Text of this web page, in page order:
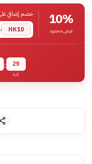
10%
عرض محدود
خصم إضافي على
HK10
: 29
ثانية